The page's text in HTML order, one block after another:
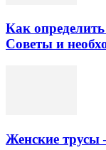
Как
Советы и
Женские трусы